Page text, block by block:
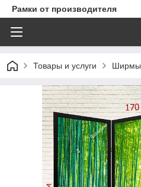
Рамки от производителя
Товары и услуги Ширмы